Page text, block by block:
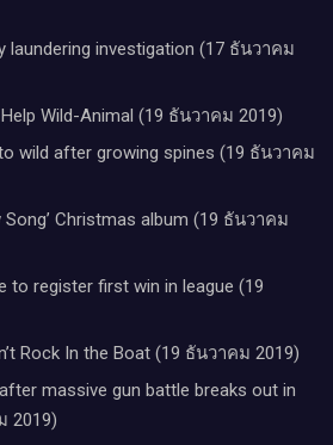
laundering investigation (17 ธันวาคม
Wild-Animal (19 ธันวาคม 2019)
wild after growing spines (19 ธันวาคม
Song’ Christmas album (19 ธันวาคม
to register first win in league (19
Rock In the Boat (19 ธันวาคม 2019)
massive gun battle breaks out in
2019)